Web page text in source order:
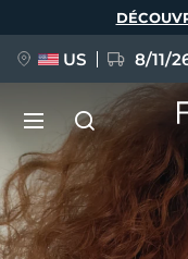
US 8/11/
NOUVEAU
BREAKING NEWS
Langue